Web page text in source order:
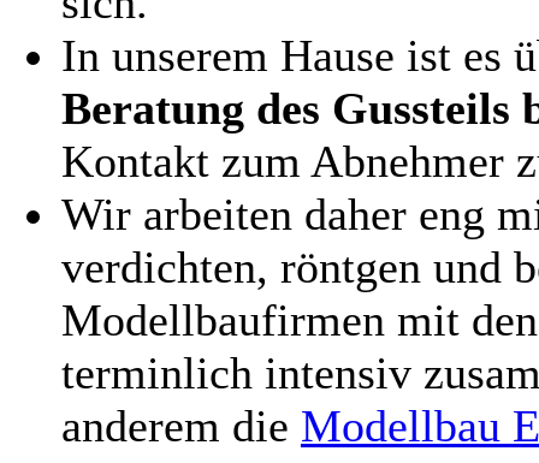
In unserem Hause ist es
Beratung des
Kontakt zum Abnehmer
Wir arbeiten daher eng
verdichten, röntgen und
Modellbaufirmen mit
terminlich intensiv
anderem die Modellbau